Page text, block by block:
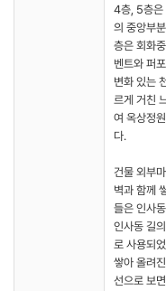
4층, 5층은
의 중앙부
층은 회화
벤트와 퍼
변화 있는
르게 거친
여 옥상정
다.
건물 외부
벽과 함께
들은 인사
인사동 길
로 사용되
쌓아 올려
선으로 보